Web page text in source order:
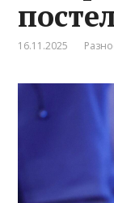
16.11.2025